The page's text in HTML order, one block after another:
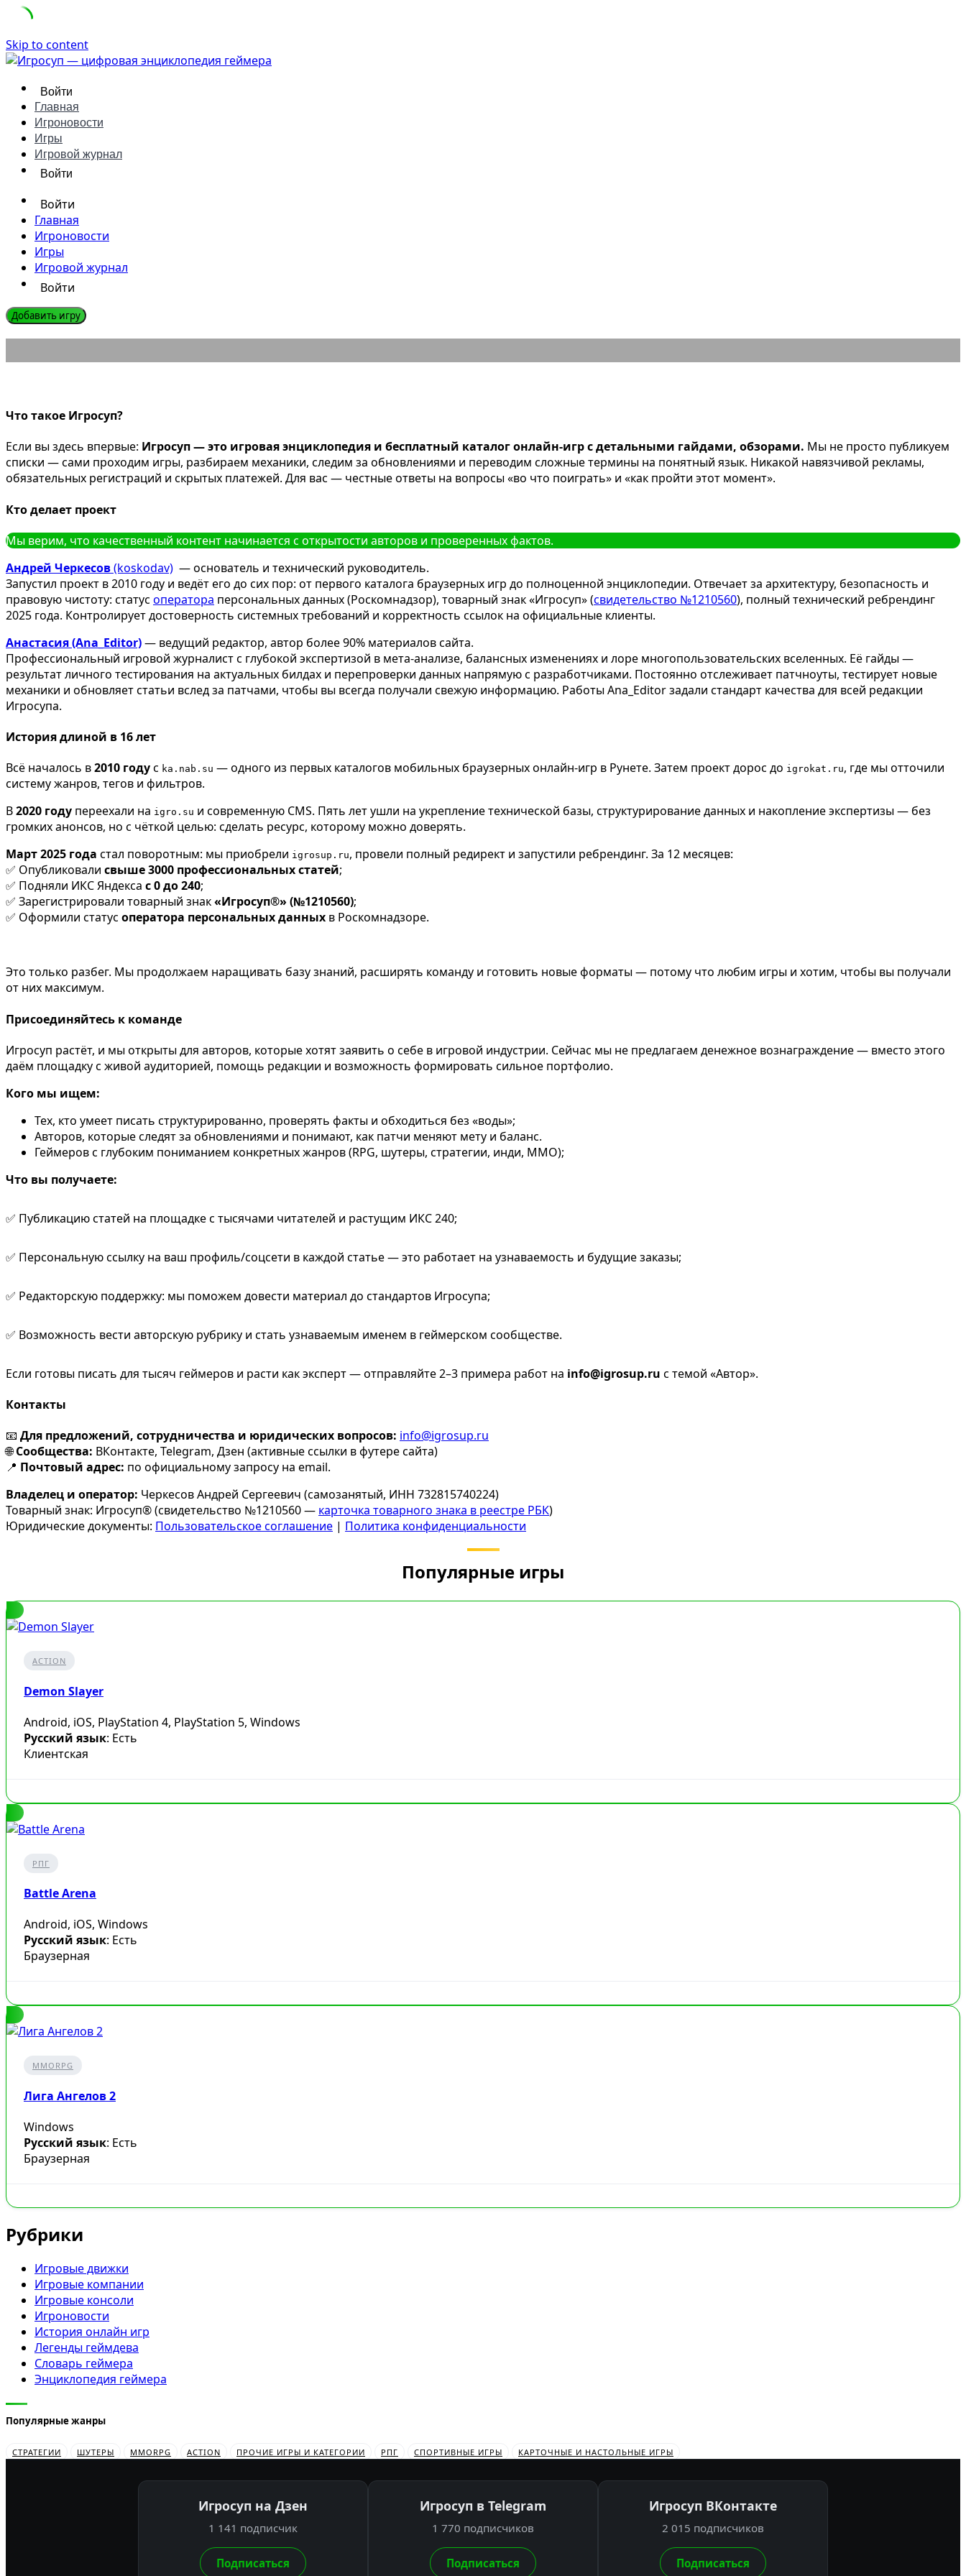
Skip to content
Войти
Главная
Игроновости
Игры
Игровой журнал
Войти
Войти
Главная
Игроновости
Игры
Игровой журнал
Войти
Добавить игру
Что такое Игросуп?
Если вы здесь впервые: Игросуп — это игровая энциклопедия и бесплатный каталог онлайн-игр с детальными гайдами, обзорами. Мы не просто публикуем
списки — сами проходим игры, разбираем механики, следим за обновлениями и переводим сложные термины на понятный язык. Никакой навязчивой рекламы,
обязательных регистраций и скрытых платежей. Для вас — честные ответы на вопросы «во что поиграть» и «как пройти этот момент».
Кто делает проект
Мы верим, что качественный контент начинается с открытости авторов и проверенных фактов.
Андрей Черкесов(koskodav) — основатель и технический руководитель.
Запустил проект в 2010 году и ведёт его до сих пор: от первого каталога браузерных игр до полноценной энциклопедии. Отвечает за архитектуру, безопасность и
правовую чистоту: статус оператора персональных данных (Роскомнадзор), товарный знак «Игросуп» (свидетельство №1210560), полный технический ребрендинг
2025 года. Контролирует достоверность системных требований и корректность ссылок на официальные клиенты.
Анастасия (Ana_Editor)— ведущий редактор, автор более 90% материалов сайта.
Профессиональный игровой журналист с глубокой экспертизой в мета-анализе, балансных изменениях и лоре многопользовательских вселенных. Её гайды —
результат личного тестирования на актуальных билдах и перепроверки данных напрямую с разработчиками. Постоянно отслеживает патчноуты, тестирует новые
механики и обновляет статьи вслед за патчами, чтобы вы всегда получали свежую информацию. Работы Ana_Editor задали стандарт качества для всей редакции
Игросупа.
История длиной в 16 лет
Всё началось в2010 годус ka.nab.su — одного из первых каталогов мобильных браузерных онлайн-игр в Рунете. Затем проект дорос до igrokat.ru, где мы отточили
систему жанров, тегов и фильтров.
В2020 году переехали на igro.su и современную CMS. Пять лет ушли на укрепление технической базы, структурирование данных и накопление экспертизы — без
громких анонсов, но с чёткой целью: сделать ресурс, которому можно доверять.
Март 2025 года стал поворотным: мы приобрели igrosup.ru, провели полный редирект и запустили ребрендинг. За 12 месяцев:
✅ Опубликовали свыше 3000 профессиональных статей;
✅ Подняли ИКС Яндекса с 0 до 240;
✅ Зарегистрировали товарный знак«Игросуп®» (№1210560);
✅ Оформили статус оператора персональных данных в Роскомнадзоре.
Это только разбег. Мы продолжаем наращивать базу знаний, расширять команду и готовить новые форматы — потому что любим игры и хотим, чтобы вы получали
от них максимум.
Присоединяйтесь к команде
Игросуп растёт, и мы открыты для авторов, которые хотят заявить о себе в игровой индустрии. Сейчас мы не предлагаем денежное вознаграждение — вместо этого
даём площадку с живой аудиторией, помощь редакции и возможность формировать сильное портфолио.
Кого мы ищем:
Тех, кто умеет писать структурированно, проверять факты и обходиться без «воды»;
Авторов, которые следят за обновлениями и понимают, как патчи меняют мету и баланс.
Геймеров с глубоким пониманием конкретных жанров (RPG, шутеры, стратегии, инди, MMO);
Что вы получаете:
✅ Публикацию статей на площадке с тысячами читателей и растущим ИКС 240;
✅ Персональную ссылку на ваш профиль/соцсети в каждой статье — это работает на узнаваемость и будущие заказы;
✅ Редакторскую поддержку: мы поможем довести материал до стандартов Игросупа;
✅ Возможность вести авторскую рубрику и стать узнаваемым именем в геймерском сообществе.
Если готовы писать для тысяч геймеров и расти как эксперт — отправляйте 2–3 примера работ на info@igrosup.ru с темой «Автор».
Контакты
📧 Для предложений, сотрудничества и юридических вопросов: info@igrosup.ru
🌐Сообщества: ВКонтакте, Telegram, Дзен (активные ссылки в футере сайта)
📍 Почтовый адрес: по официальному запросу на email.
Владелец и оператор: Черкесов Андрей Сергеевич (самозанятый, ИНН 732815740224)
Товарный знак: Игросуп® (свидетельство №1210560 — карточка товарного знака в реестре РБК)
Юридические документы: Пользовательское соглашение | Политика конфиденциальности
Популярные игры
ACTION
Demon Slayer
Android, iOS, PlayStation 4, PlayStation 5, Windows
Русский язык: Есть
Клиентская
РПГ
Battle Arena
Android, iOS, Windows
Русский язык: Есть
Браузерная
MMORPG
Лига Ангелов 2
Windows
Русский язык: Есть
Браузерная
Рубрики
Игровые движки
Игровые компании
Игровые консоли
Игроновости
История онлайн игр
Легенды геймдева
Словарь геймера
Энциклопедия геймера
Популярные жанры
СТРАТЕГИИ ШУТЕРЫ MMORPG ACTION ПРОЧИЕ ИГРЫ И КАТЕГОРИИ РПГ СПОРТИВНЫЕ ИГРЫ КАРТОЧНЫЕ И НАСТОЛЬНЫЕ ИГРЫ
Игросуп на Дзен
1 141 подписчик
Подписаться
Игросуп в Telegram
1 770 подписчиков
Подписаться
Игросуп ВКонтакте
2 015 подписчиков
Подписаться